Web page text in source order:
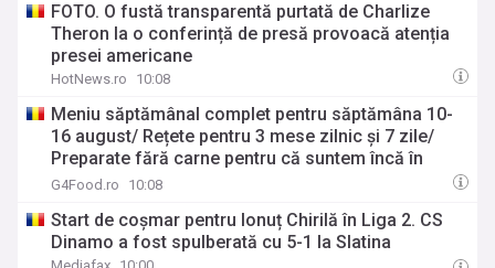
FOTO. O fustă transparentă purtată de Charlize
Theron la o conferință de presă provoacă atenția
presei americane
HotNews.ro 10:08
Meniu săptămânal complet pentru săptămâna 10-
16 august/ Rețete pentru 3 mese zilnic și 7 zile/
Preparate fără carne pentru că suntem încă în
Postul Sf. Mării până pe 15 august
G4Food.ro 10:08
Start de coșmar pentru Ionuț Chirilă în Liga 2. CS
Dinamo a fost spulberată cu 5-1 la Slatina